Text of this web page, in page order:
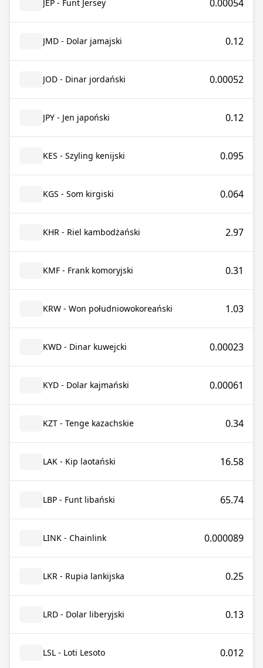
JEP - Funt Jersey 0.00054
JMD - Dolar jamajski 0.12
JOD - Dinar jordański 0.00052
JPY - Jen japoński 0.12
KES - Szyling kenijski 0.095
KGS - Som kirgiski 0.064
KHR - Riel kambodżański 2.97
KMF - Frank komoryjski 0.31
KRW - Won południowokoreański 1.03
KWD - Dinar kuwejcki 0.00023
KYD - Dolar kajmański 0.00061
KZT - Tenge kazachskie 0.34
LAK - Kip laotański 16.58
LBP - Funt libański 65.74
LINK - Chainlink 0.000089
LKR - Rupia lankijska 0.25
LRD - Dolar liberyjski 0.13
LSL - Loti Lesoto 0.012